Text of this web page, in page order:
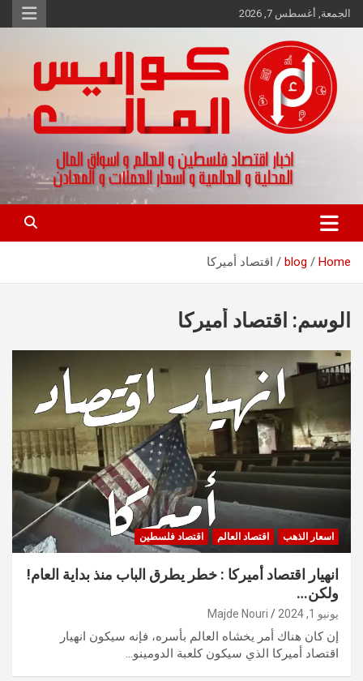
Skip
to
الجمعة, أغسطس 7, 2026
كواليس المال
اخبار اقتصاد فلسطين و العالم و تقارير اسواق المال و العملات
Home
blog اقتصاد أميركا
الوسم: اقتصاد أميركا
اسعار الذهب اقتصاد العالم اقتصاد فلسطين
انهيار اقتصاد أميركا : خطر يطرق الباب منذ بداية العام!
ولكن…
يونيو 1, 2024 Majde Nouri
إن كان هناك أمر يخشاه العالم بأسره، فإنه سيكون انهيار
اقتصاد أميركا الذي سيكون كلعبة الدومينو…